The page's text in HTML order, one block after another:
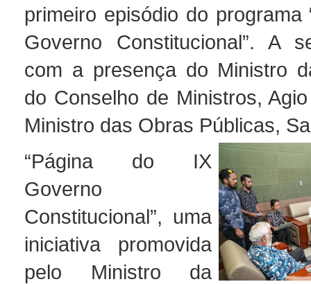
primeiro episódio do programa
Governo Constitucional”. A
com a presença do Ministro
do Conselho de Ministros,
Ministro das Obras Públicas,
“Página do IX
Governo
Constitucional”, uma
iniciativa promovida
pelo Ministro da